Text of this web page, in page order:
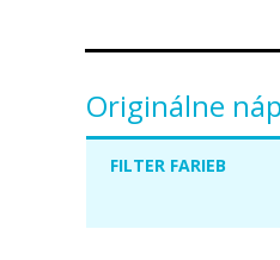
Originálne
FILTER FARIEB